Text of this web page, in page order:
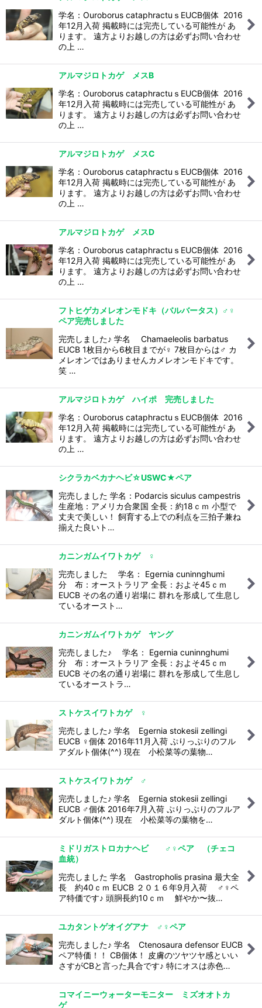
学名：Ouroborus cataphractuｓEUCB個体 2016
年12月入荷 掲載時には完売している可能性が あ
ります。 遠方よりお越しの方は必ずお問い合わせ
の上 …
アルマジロトカゲ メスB
学名：Ouroborus cataphractuｓEUCB個体 2016
年12月入荷 掲載時には完売している可能性が あ
ります。 遠方よりお越しの方は必ずお問い合わせ
の上 …
アルマジロトカゲ メスC
学名：Ouroborus cataphractuｓEUCB個体 2016
年12月入荷 掲載時には完売している可能性が あ
ります。 遠方よりお越しの方は必ずお問い合わせ
の上 …
アルマジロトカゲ メスD
学名：Ouroborus cataphractuｓEUCB個体 2016
年12月入荷 掲載時には完売している可能性が あ
ります。 遠方よりお越しの方は必ずお問い合わせ
の上 …
フトヒゲカメレオンモドキ（バルバータス）♂♀
ペア完売しました
完売しました♪ 学名 Chamaeleolis barbatus
EUCB 1枚目から6枚目までが♀ 7枚目からは♂ カ
メレオンではありませんカメレオンモドキです。
笑 …
アルマジロトカゲ ハイポ 完売しました
学名：Ouroborus cataphractuｓEUCB個体 2016
年12月入荷 掲載時には完売している可能性が あ
ります。 遠方よりお越しの方は必ずお問い合わせ
の上 …
シクラカベカナヘビ☆USWC★ペア
完売しました 学名：Podarcis siculus campestris
生産地：アメリカ合衆国 全長：約18ｃｍ 小型で
丈夫で美しい！ 飼育する上での利点を三拍子兼ね
揃えた良いト…
カニンガムイワトカゲ ♀
完売しました 学名： Egernia cuninnghumi
分 布：オーストラリア 全長：およそ45ｃｍ
EUCB その名の通り岩場に 群れを形成して生息し
ているオースト…
カニンガムイワトカゲ ヤング
完売しました♪ 学名： Egernia cuninnghumi
分 布：オーストラリア 全長：およそ45ｃｍ
EUCB その名の通り岩場に 群れを形成して生息し
ているオーストラ…
ストケスイワトカゲ ♀
完売しました♪ 学名 Egernia stokesii zellingi
EUCB ♀個体 2016年11月入荷 ぷりっぷりのフル
アダルト個体(^^) 現在 小松菜等の葉物…
ストケスイワトカゲ ♂
完売しました♪ 学名 Egernia stokesii zellingi
EUCB ♂個体 2016年7月入荷 ぷりっぷりのフルア
ダルト個体(^^) 現在 小松菜等の葉物を…
ミドリガストロカナヘビ ♂♀ペア （チェコ
血統）
完売しました 学名 Gastropholis prasina 最大全
長 約40ｃｍ EUCB ２０１６年9月入荷 ♂♀ペ
ア特価です♪ 頭胴長約10ｃｍ 鮮やか〜抜…
ユカタントゲオイグアナ ♂♀ペア
完売しました♪ 学名 Ctenosaura defensor EUCB
ペア特価！！ CB個体！ 皮膚のツヤツヤ感といい
さすがCBと言った具合です♪ 特にオスは赤色…
コマイニーウォーターモニター ミズオオトカ
ゲ